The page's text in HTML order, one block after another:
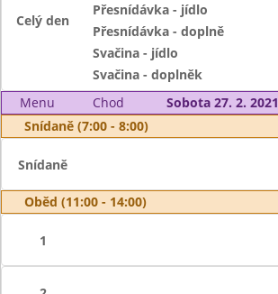
Celý den
Přesnídávka - jídlo
Přesnídávka - doplně
Svačina - jídlo
Svačina - doplněk
Menu
Chod
Sobota 27. 2. 2021
Snídaně (7:00 - 8:00)
Snídaně
Oběd (11:00 - 14:00)
1